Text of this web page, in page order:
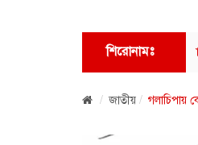
শিরোনামঃ
নিয়মিত খাবার বিতরণ, নীরবে কাজ
জাতীয় গলাচিপায়